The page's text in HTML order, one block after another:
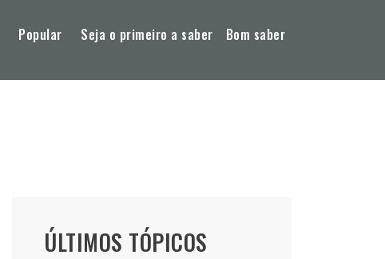
Popular Seja o primeiro a saber Bom saber
ÚLTIMOS TÓPICOS